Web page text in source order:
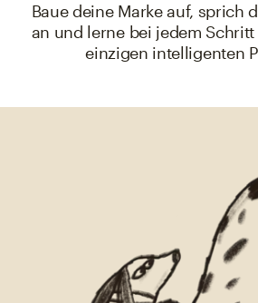
Baue deine Marke auf, sprich
an und lerne bei jedem
einzigen intelligenten